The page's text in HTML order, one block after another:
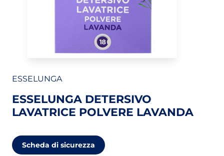
ESSELUNGA
ESSELUNGA DETERSIVO
LAVATRICE POLVERE LAVANDA
Scheda di sicurezza (apri in un nuovo tab)